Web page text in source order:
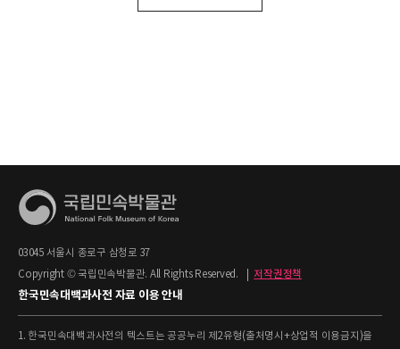
03045 서울시 종로구 삼청로 37
Copyright © 국립민속박물관. All Rights Reserved.
저작권정책
한국민속대백과사전 자료 이용 안내
1. 한국민속대백과사전의 텍스트는 공공누리 제2유형(출처명시+상업적 이용금지)을